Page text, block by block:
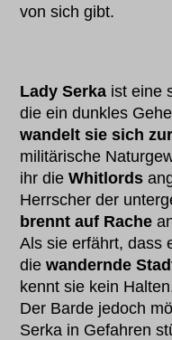
von sich gibt.
Lady Serka ist eine
die ein dunkles
wandelt sie sich
militärische
ihr dieWhitlords
Herrscher der
brennt auf Rache
Als sie erfährt, dass
diewandernde
kennt sie kein
Der Barde jedoch
Serka in Gefahren